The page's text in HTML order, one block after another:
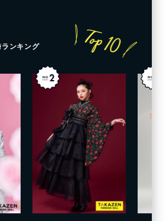
ランキング